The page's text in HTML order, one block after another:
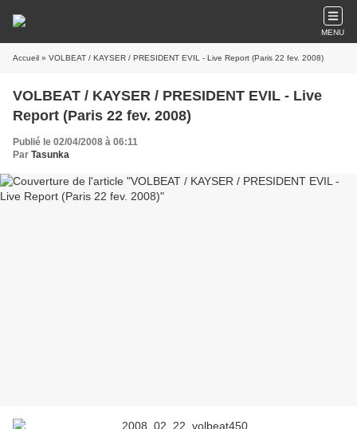
MENU
Accueil » VOLBEAT / KAYSER / PRESIDENT EVIL - Live Report (Paris 22 fev. 2008)
VOLBEAT / KAYSER / PRESIDENT EVIL - Live
Report (Paris 22 fev. 2008)
Publié le 02/04/2008 à 06:11
Par Tasunka